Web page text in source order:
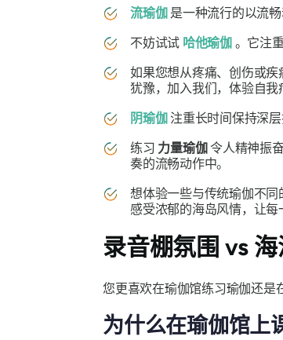
流瑜伽是一种流行的以流畅
不妨试试 哈他瑜伽 。它注
如果您想从疼痛、创伤或疾
犹豫，加入我们，体验自我
阴瑜伽注重长时间保持深层
练习 力量瑜伽令人精神振
奏的流畅动作中。
想体验一些与传统瑜伽不同
感受浓郁的海岛风情，让每
录音棚氛围 vs 海
您更喜欢在瑜伽馆练习瑜伽还是
为什么在瑜伽馆上